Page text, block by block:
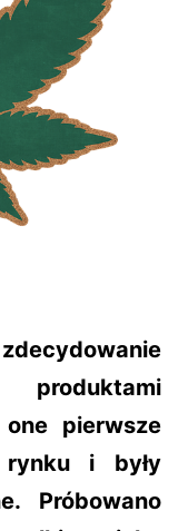
produktami
pierwsze
i były
Próbowano